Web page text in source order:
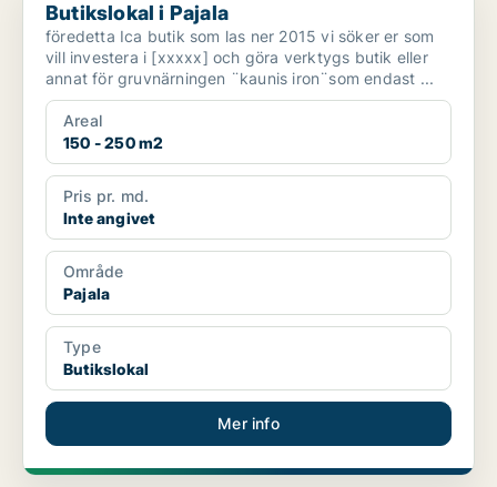
Butikslokal i Pajala
föredetta Ica butik som las ner 2015 vi söker er som
vill investera i [xxxxx] och göra verktygs butik eller
annat för gruvnärningen ¨kaunis iron¨som endast ...
Areal
150 - 250 m2
Pris pr. md.
Inte angivet
Område
Pajala
Type
Butikslokal
Mer info